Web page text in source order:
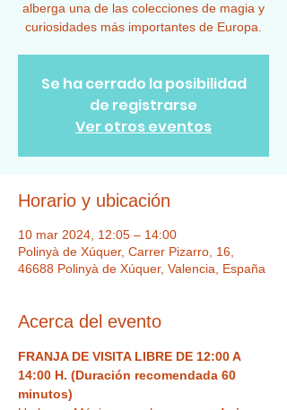
alberga una de las colecciones de magia y
curiosidades más importantes de Europa.
Se ha cerrado la posibilidad
de registrarse
Ver otros eventos
Horario y ubicación
10 mar 2024, 12:05 – 14:00
Polinyà de Xúquer, Carrer Pizarro, 16,
46688 Polinyà de Xúquer, Valencia, España
Acerca del evento
FRANJA DE VISITA LIBRE DE 12:00 A
14:00 H. (Duración recomendada 60
minutos)